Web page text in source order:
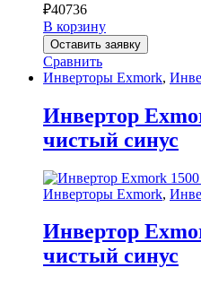
₽40736
В корзину
Оставить заявку
Сравнить
Инверторы Exmork,
Инвертор
чистый синус
Инверторы Exmork,
Инвертор
чистый синус